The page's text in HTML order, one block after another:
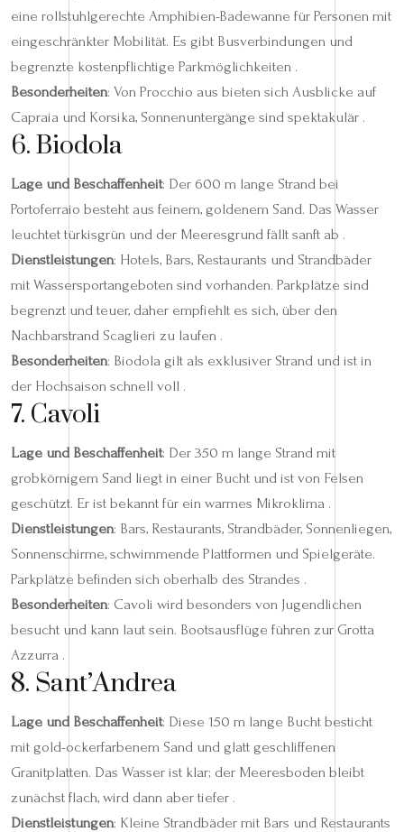
eine rollstuhlgerechte Amphibien-Badewanne für Personen mit
eingeschränkter Mobilität. Es gibt Busverbindungen und
begrenzte kostenpflichtige Parkmöglichkeiten .
Besonderheiten: Von Procchio aus bieten sich Ausblicke auf
Capraia und Korsika, Sonnenuntergänge sind spektakulär .
6. Biodola
Lage und Beschaffenheit: Der 600 m lange Strand bei
Portoferraio besteht aus feinem, goldenem Sand. Das Wasser
leuchtet türkisgrün und der Meeresgrund fällt sanft ab .
Dienstleistungen: Hotels, Bars, Restaurants und Strandbäder
mit Wassersportangeboten sind vorhanden. Parkplätze sind
begrenzt und teuer, daher empfiehlt es sich, über den
Nachbarstrand Scaglieri zu laufen .
Besonderheiten: Biodola gilt als exklusiver Strand und ist in
der Hochsaison schnell voll .
7. Cavoli
Lage und Beschaffenheit: Der 350 m lange Strand mit
grobkörnigem Sand liegt in einer Bucht und ist von Felsen
geschützt. Er ist bekannt für ein warmes Mikroklima .
Dienstleistungen: Bars, Restaurants, Strandbäder, Sonnenliegen,
Sonnenschirme, schwimmende Plattformen und Spielgeräte.
Parkplätze befinden sich oberhalb des Strandes .
Besonderheiten: Cavoli wird besonders von Jugendlichen
besucht und kann laut sein. Bootsausflüge führen zur Grotta
Azzurra .
8. Sant’Andrea
Lage und Beschaffenheit: Diese 150 m lange Bucht besticht
mit gold-ockerfarbenem Sand und glatt geschliffenen
Granitplatten. Das Wasser ist klar; der Meeresboden bleibt
zunächst flach, wird dann aber tiefer .
Dienstleistungen: Kleine Strandbäder mit Bars und Restaurants